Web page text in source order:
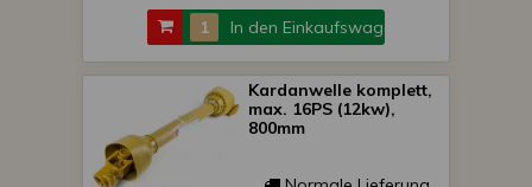
In den Einkaufswagen
Kardanwelle komplett,
max. 16PS (12kw),
800mm